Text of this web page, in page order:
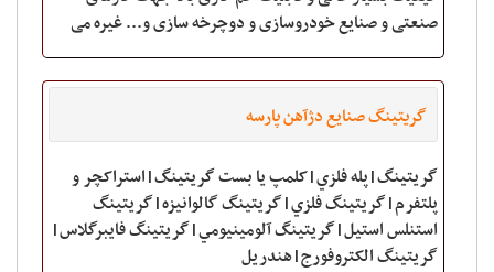
صنعتی و صنایع خودروسازی و دوچرخه سازی و... غیره می
گریتینگ صنایع دژآهن پارسه
گريتينگ|پله فلزي|کلمپ يا بست گريتينگ|استراکچر و
پلتفرم|گريتينگ فلزي|گريتينگ گالوانيزه|گريتينگ
استنلس استيل|گريتينگ آلومينيومي|گريتينگ فايبرگلاس|
گريتينگ الکتروفورج|هندريل